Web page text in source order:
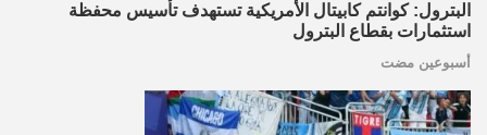
البترول: كوانتم كابيتال الأمريكية تستهدف تأسيس محفظة
استثمارات بقطاع البترول
أسبوعين مضت